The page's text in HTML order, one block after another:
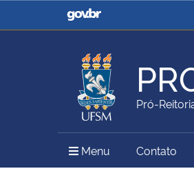
Casa Civil
Ministério da Agricultura,
Pecuária e Abastecimento
Ministério do Meio Ambiente
Pró-
Menu Menu Principal
Contato